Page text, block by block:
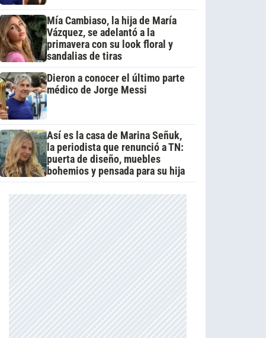
Mía Cambiaso, la hija de María
Vázquez, se adelantó a la
primavera con su look floral y
sandalias de tiras
Dieron a conocer el último parte
médico de Jorge Messi
Así es la casa de Marina Señuk,
la periodista que renunció a TN:
puerta de diseño, muebles
bohemios y pensada para su hija